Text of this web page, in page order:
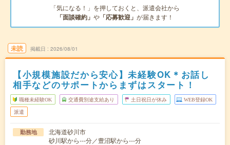
「気になる！」を押しておくと、派遣会社から
「面談確約」 や 「応募歓迎」 が届きます！
未読 掲載日 2026/08/01
【小規模施設だから安心】未経験OK＊お話し
相手などのサポートからまずはスタート！
職種未経験OK 交通費別途支給あり 土日祝日が休み WEB登録OK
派遣
勤務地
北海道砂川市
砂川駅から---分／豊沼駅から---分